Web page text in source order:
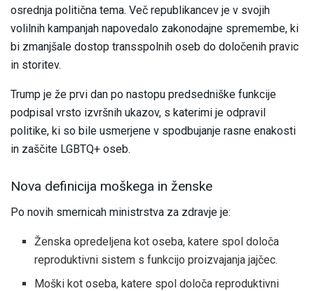
osrednja politična tema. Več republikancev je v svojih
volilnih kampanjah napovedalo zakonodajne spremembe, ki
bi zmanjšale dostop transspolnih oseb do določenih pravic
in storitev.
Trump je že prvi dan po nastopu predsedniške funkcije
podpisal vrsto izvršnih ukazov, s katerimi je odpravil
politike, ki so bile usmerjene v spodbujanje rasne enakosti
in zaščite LGBTQ+ oseb.
Nova definicija moškega in ženske
Po novih smernicah ministrstva za zdravje je:
Ženska opredeljena kot oseba, katere spol določa
reproduktivni sistem s funkcijo proizvajanja jajčec.
Moški kot oseba, katere spol določa reproduktivni